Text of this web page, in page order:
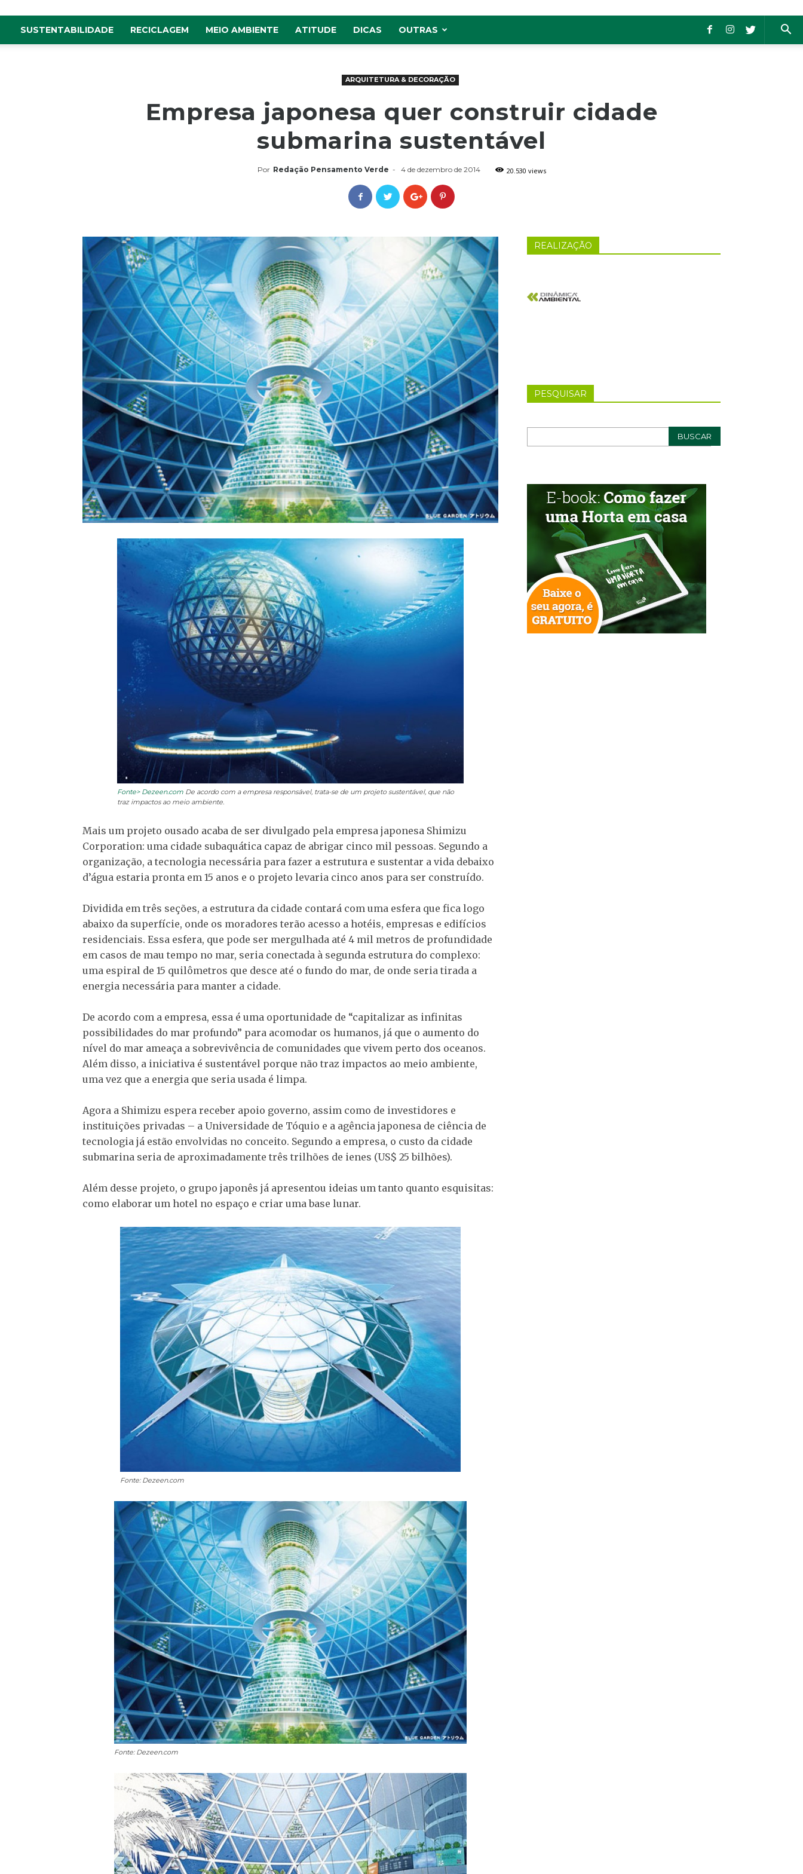
SUSTENTABILIDADE RECICLAGEM MEIO AMBIENTE ATITUDE DICAS OUTRAS
ARQUITETURA & DECORAÇÃO
Empresa japonesa quer construir cidade
submarina sustentável
Por Redação Pensamento Verde - 4 de dezembro de 2014 20.530 views
Fonte> Dezeen.com De acordo com a empresa responsável, trata-se de um projeto sustentável, que não
traz impactos ao meio ambiente.
Mais um projeto ousado acaba de ser divulgado pela empresa japonesa Shimizu
Corporation: uma cidade subaquática capaz de abrigar cinco mil pessoas. Segundo a
organização, a tecnologia necessária para fazer a estrutura e sustentar a vida debaixo
d’água estaria pronta em 15 anos e o projeto levaria cinco anos para ser construído.
Dividida em três seções, a estrutura da cidade contará com uma esfera que fica logo
abaixo da superfície, onde os moradores terão acesso a hotéis, empresas e edifícios
residenciais. Essa esfera, que pode ser mergulhada até 4 mil metros de profundidade
em casos de mau tempo no mar, seria conectada à segunda estrutura do complexo:
uma espiral de 15 quilômetros que desce até o fundo do mar, de onde seria tirada a
energia necessária para manter a cidade.
De acordo com a empresa, essa é uma oportunidade de “capitalizar as infinitas
possibilidades do mar profundo” para acomodar os humanos, já que o aumento do
nível do mar ameaça a sobrevivência de comunidades que vivem perto dos oceanos.
Além disso, a iniciativa é sustentável porque não traz impactos ao meio ambiente,
uma vez que a energia que seria usada é limpa.
Agora a Shimizu espera receber apoio governo, assim como de investidores e
instituições privadas – a Universidade de Tóquio e a agência japonesa de ciência de
tecnologia já estão envolvidas no conceito. Segundo a empresa, o custo da cidade
submarina seria de aproximadamente três trilhões de ienes (US$ 25 bilhões).
Além desse projeto, o grupo japonês já apresentou ideias um tanto quanto esquisitas:
como elaborar um hotel no espaço e criar uma base lunar.
Fonte: Dezeen.com
Fonte: Dezeen.com
REALIZAÇÃO
PESQUISAR